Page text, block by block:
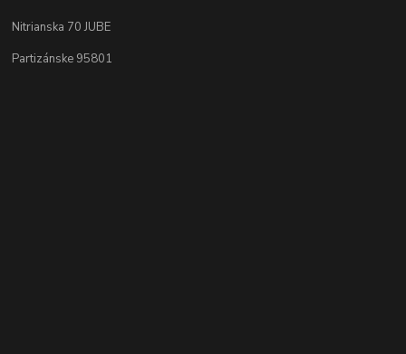
Nitrianska 70 JUBE
Partizánske 95801